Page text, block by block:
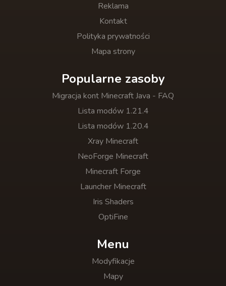
Reklama
Kontakt
Polityka prywatności
Mapa strony
Popularne zasoby
Migracja kont Minecraft Java - FAQ
Lista modów 1.21.4
Lista modów 1.20.4
Xray Minecraft
NeoForge Minecraft
Minecraft Forge
Launcher Minecraft
Iris Shaders
OptiFine
Menu
Modyfikacje
Mapy